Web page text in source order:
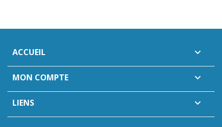
ACCUEIL 
MON COMPTE 
LIENS 